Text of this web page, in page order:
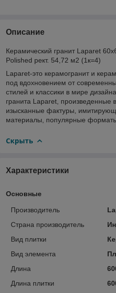
Описание
Керамический гранит Laparet
Polished рект. 54,72 м2 (1к=4)
Laparet-это керамогранит и
под вдохновением от
стилей и классики в мире
гранита Laparet, произведенные
изысканные фактуры,
материалы, популярные
Скрыть
Характеристики
Основные
Производитель
Страна производитель
Вид плитки
Вид элемента
Длина
Длина плитки